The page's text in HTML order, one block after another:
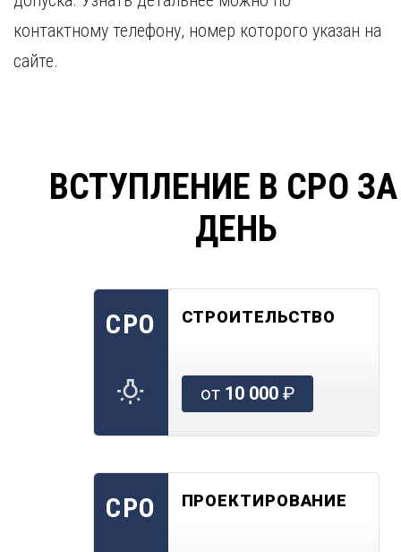
контактному телефону, номер которого указан на
сайте.
ВСТУПЛЕНИЕ В СРО
ДЕНЬ
СРО СТРОИТЕЛЬСТВО
от 10 000₽
СРО ПРОЕКТИРОВАНИЕ